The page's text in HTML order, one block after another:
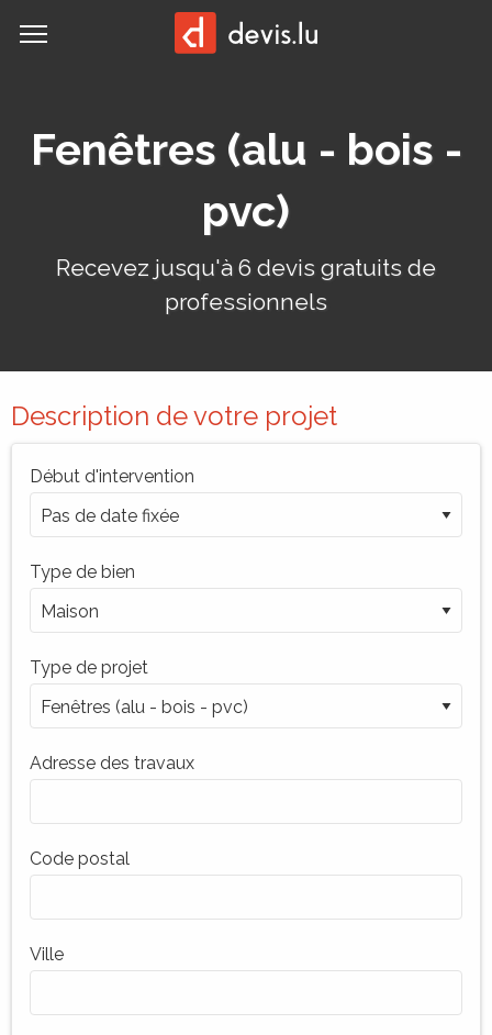
MENU
Demander un devis:
Fenêtres (alu - bois -
pvc)
Recevez jusqu'à 6 devis gratuits de
professionnels
Description de votre projet
Début d'intervention
Type de bien
Type de projet
Adresse des travaux
Code postal
Ville